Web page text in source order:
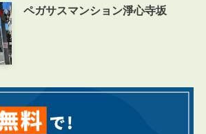
ペガサスマンション淨心寺坂